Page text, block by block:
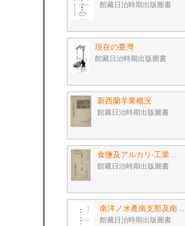
館藏日治時期出版圖書
現在の臺灣
館藏日治時期出版圖書
新西蘭羊業概況
館藏日治時期出版圖書
食鹽及アルカリ-工業 ...
館藏日治時期出版圖書
南洋ノ水產南支那及南 ...
館藏日治時期出版圖書